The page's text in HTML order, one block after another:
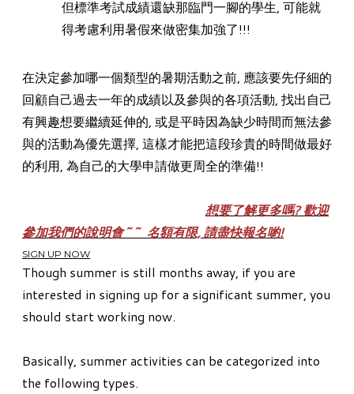
但標準考試成績還缺那臨門一腳的學生, 可能就
得考慮利用暑假來做密集加強了!!!
在決定參加哪一個類型的暑期活動之前, 應該要先仔細的
回顧自己過去一年的成績以及參與的各項活動, 找出自己
有興趣想要繼續延伸的, 或是平時因為缺少時間而無法參
與的活動為優先選擇, 這樣才能把這段珍貴的時間做最好
的利用, 為自己的大學申請做更周全的準備!!
想要了解更多嗎? 歡迎
參加我們的說明會~~ 名額有限, 請盡快報名喲!
SIGN UP NOW
Though summer is still months away, if you are
interested in signing up for a significant summer, you
should start working now.
Basically, summer activities can be categorized into
the following types.